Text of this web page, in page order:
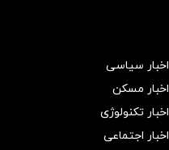
اخبار سیاسی
اخبار مسکن
اخبار تکنولوژی
اخبار اجتماعی